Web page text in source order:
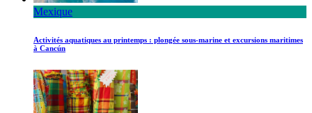
Mexique
Activités aquatiques au printemps : plongée sous-marine et excursions maritimes
à Cancún